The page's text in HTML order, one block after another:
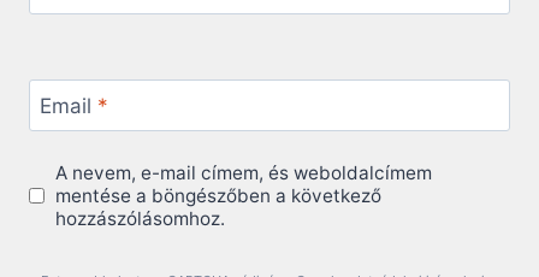
Email *
A nevem, e-mail címem, és weboldalcímem
mentése a böngészőben a következő
hozzászólásomhoz.